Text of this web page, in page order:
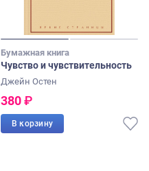
Бумажная книга
Чувство и чувствительность
Джейн Остен
380₽
В корзину